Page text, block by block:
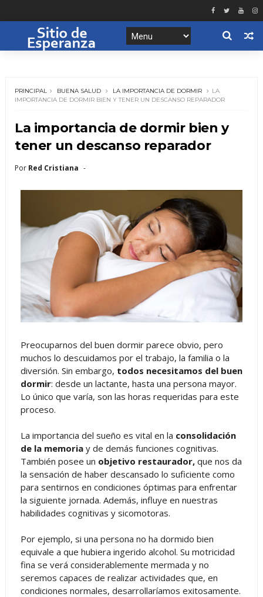
PRINCIPAL BUENA SALUD LA IMPORTANCIA DE DORMIR
LA
IMPORTANCIA DE DORMIR BIEN Y TENER UN DESCANSO REPARADOR
La importancia de dormir bien y
tener un descanso reparador
Por Red Cristiana
Preocuparnos del buen dormir parece obvio, pero
muchos lo descuidamos por el trabajo, la familia o la
diversión. Sin embargo, todos necesitamos del buen
dormir: desde un lactante, hasta una persona mayor.
Lo único que varía, son las horas requeridas para este
proceso.
La importancia del sueño es vital en la consolidación
de la memoria y de demás funciones cognitivas.
También posee un objetivo restaurador,que nos da
la sensación de haber descansado lo suficiente como
para sentirnos en condiciones óptimas para enfrentar
la siguiente jornada. Además, influye en nuestras
habilidades cognitivas y sicomotoras.
Por ejemplo, si una persona no ha dormido bien
equivale a que hubiera ingerido alcohol. Su motricidad
fina se verá considerablemente mermada y no
seremos capaces de realizar actividades que, en
condiciones normales, desarrollaríamos exitosamente.